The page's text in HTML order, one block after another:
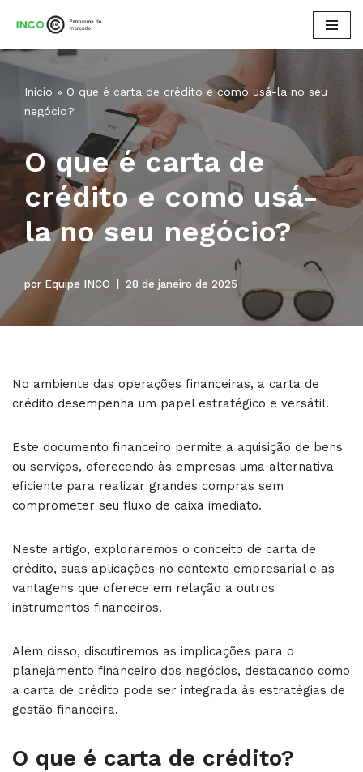
para
Início » O que é carta de crédito e como usá-la no seu
negócio?
O que é carta de
crédito e como usá-
la no seu negócio?
por Equipe INCO 28 de janeiro de 2025
No ambiente das operações financeiras, a carta de
crédito desempenha um papel estratégico e versátil.
Este documento financeiro permite a aquisição de bens
ou serviços, oferecendo às empresas uma alternativa
eficiente para realizar grandes compras sem
comprometer seu fluxo de caixa imediato.
Neste artigo, exploraremos o conceito de carta de
crédito, suas aplicações no contexto empresarial e as
vantagens que oferece em relação a outros
instrumentos financeiros.
Além disso, discutiremos as implicações para o
planejamento financeiro dos negócios, destacando como
a carta de crédito pode ser integrada às estratégias de
gestão financeira.
O que é carta de crédito?